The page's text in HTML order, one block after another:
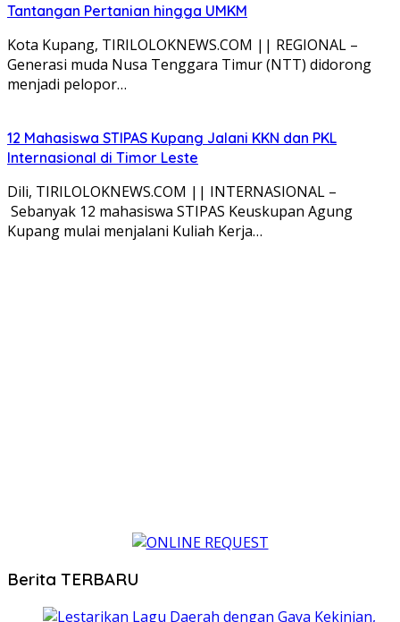
Tantangan Pertanian hingga UMKM
Kota Kupang, TIRILOLOKNEWS.COM || REGIONAL –
Generasi muda Nusa Tenggara Timur (NTT) didorong
menjadi pelopor…
12 Mahasiswa STIPAS Kupang Jalani KKN dan PKL
Internasional di Timor Leste
Dili, TIRILOLOKNEWS.COM || INTERNASIONAL –
Sebanyak 12 mahasiswa STIPAS Keuskupan Agung
Kupang mulai menjalani Kuliah Kerja…
Berita TERBARU